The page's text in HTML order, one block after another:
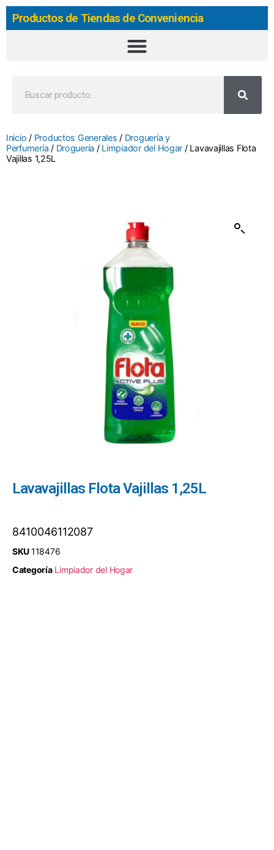
Productos de Tiendas de Conveniencia
Inicio / Productos Generales / Droguería y
Perfumería / Droguería / Limpiador del Hogar / Lavavajillas Flota
Vajillas 1,25L
Lavavajillas Flota Vajillas 1,25L
8410046112087
SKU118476
Categoría Limpiador del Hogar